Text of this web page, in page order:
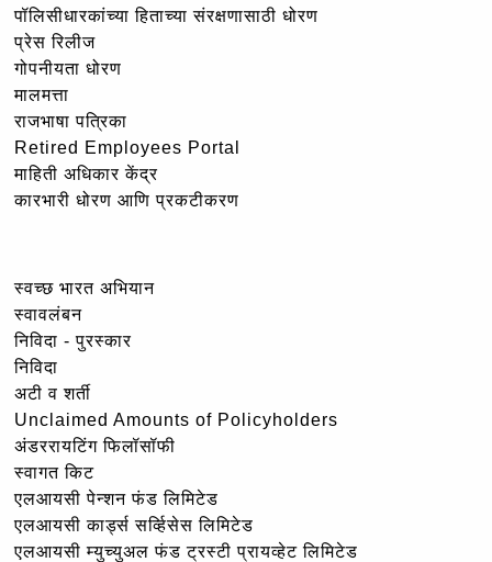
पॉलिसीधारकांच्या हिताच्या संरक्षणासाठी धोरण
प्रेस रिलीज
गोपनीयता धोरण
मालमत्ता
राजभाषा पत्रिका
Retired Employees Portal
माहिती अधिकार केंद्र
कारभारी धोरण आणि प्रकटीकरण
स्वच्छ भारत अभियान
स्वावलंबन
निविदा - पुरस्कार
निविदा
अटी व शर्ती
Unclaimed Amounts of Policyholders
अंडररायटिंग फिलॉसॉफी
स्वागत किट
एलआयसी पेन्शन फंड लिमिटेड
एलआयसी कार्ड्स सर्व्हिसेस लिमिटेड
एलआयसी म्युच्युअल फंड ट्रस्टी प्रायव्हेट लिमिटेड